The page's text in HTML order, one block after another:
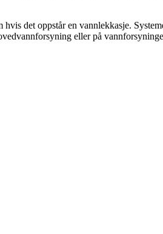
det oppstår en vannlekkasje.
eller på